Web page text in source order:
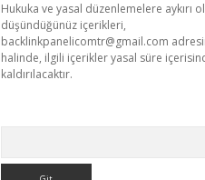
Hukuka ve yasal düzenlemelere aykırı
düşündüğünüz içerikleri,
backlinkpanelicomtr@gmail.com
halinde, ilgili içerikler yasal süre
kaldırılacaktır.